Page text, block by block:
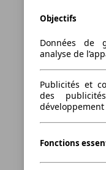
Objectifs
Données de
analyse de
Publicités et
des
développement
Fonctions